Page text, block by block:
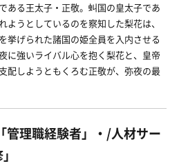
ある王太子・正敬。虯国の皇太子であ
ようとしているのを察知した梨花は、
挙げられた諸国の姫全員を入内させる
に強いライバル心を抱く梨花と、皇帝
配しようともくろむ正敬が、弥夜の最
管理職経験者」・/人材サー